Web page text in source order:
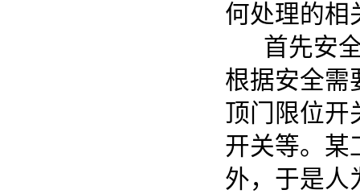
何处理的相
首先安全
根据安全需
顶门限位开
开关等。某
外，于是人